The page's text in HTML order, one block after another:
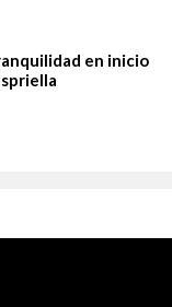
en inicio